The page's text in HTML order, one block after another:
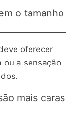
o tamanho
oferecer
ou a sensação
mais caras